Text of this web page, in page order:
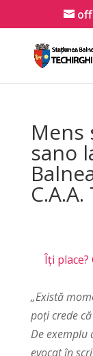
Mens
sano
Îți place?
„Există
poţi crede
De exemplu
evocat în